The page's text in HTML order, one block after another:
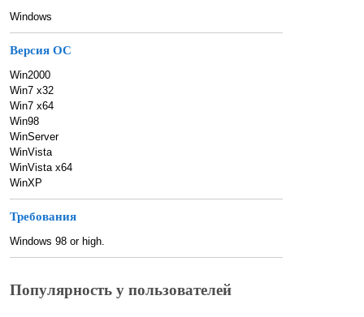
Windows
Версия ОС
Win2000
Win7 x32
Win7 x64
Win98
WinServer
WinVista
WinVista x64
WinXP
Требования
Windows 98 or high.
Популярность у пользователей